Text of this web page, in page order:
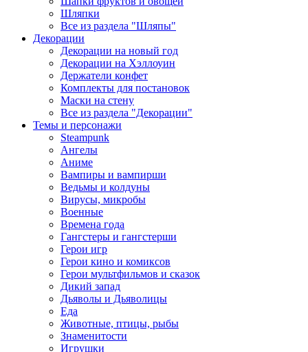
Шляпки
Все из раздела "Шляпы"
Декорации
Декорации на новый год
Декорации на Хэллоуин
Держатели конфет
Комплекты для постановок
Маски на стену
Все из раздела "Декорации"
Темы и персонажи
Steampunk
Ангелы
Аниме
Вампиры и вампирши
Ведьмы и колдуны
Вирусы, микробы
Военные
Времена года
Гангстеры и гангстерши
Герои игр
Герои кино и комиксов
Герои мультфильмов и сказок
Дикий запад
Дьяволы и Дьяволицы
Еда
Животные, птицы, рыбы
Знаменитости
Игрушки